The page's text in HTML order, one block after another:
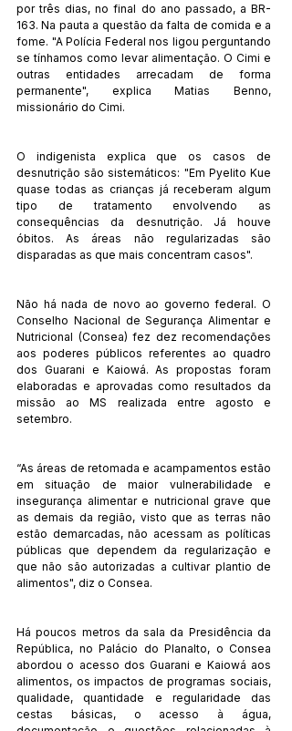
por três dias, no final do ano passado, a BR-
163. Na pauta a questão da falta de comida e a
fome. "A Polícia Federal nos ligou perguntando
se tínhamos como levar alimentação. O Cimi e
outras entidades arrecadam de forma
permanente", explica Matias Benno,
missionário do Cimi.
O indigenista explica que os casos de
desnutrição são sistemáticos: "Em Pyelito Kue
quase todas as crianças já receberam algum
tipo de tratamento envolvendo as
consequências da desnutrição. Já houve
óbitos. As áreas não regularizadas são
disparadas as que mais concentram casos".
Não há nada de novo ao governo federal. O
Conselho Nacional de Segurança Alimentar e
Nutricional (Consea) fez dez recomendações
aos poderes públicos referentes ao quadro
dos Guarani e Kaiowá. As propostas foram
elaboradas e aprovadas como resultados da
missão ao MS realizada entre agosto e
setembro.
“As áreas de retomada e acampamentos estão
em situação de maior vulnerabilidade e
insegurança alimentar e nutricional grave que
as demais da região, visto que as terras não
estão demarcadas, não acessam as políticas
públicas que dependem da regularização e
que não são autorizadas a cultivar plantio de
alimentos", diz o Consea.
Há poucos metros da sala da Presidência da
República, no Palácio do Planalto, o Consea
abordou o acesso dos Guarani e Kaiowá aos
alimentos, os impactos de programas sociais,
qualidade, quantidade e regularidade das
cestas básicas, o acesso à água,